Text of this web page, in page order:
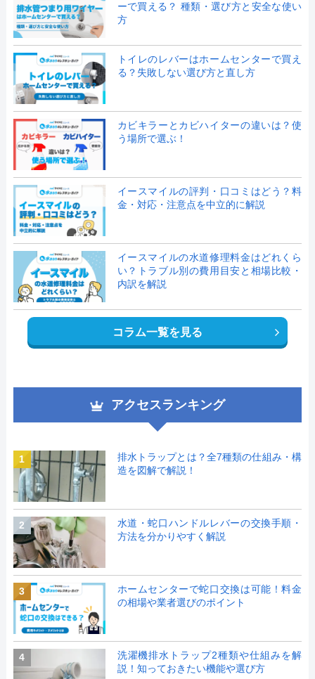
ーで買える？ 種類・選び方と安全な使い
方
トイレのレバーはホームセンターで買え
る？失敗しない選び方と直し方
カビキラーとカビハイターの違いは？使
う場所で選ぶ！
イースマイルの評判・口コミはどう？料
金・対応・注意点を中立的に解説
イースマイルの水道修理料金はどれくら
い？トラブル別の費用目安と相場比較・
内訳を解説
コラム一覧を見る
アクセスランキング
1
排水トラップとは？全7種類の仕組み・構
造を図解で解説！
2
水道・蛇口ハンドルレバーの交換手順・
方法を分かりやすく解説
3
ホームセンターで蛇口交換は可能！料金
の相場や業者選びのポイント
4
洗濯機排水トラップ2種類や仕組みを解
説！知っておきたい機能や選び方